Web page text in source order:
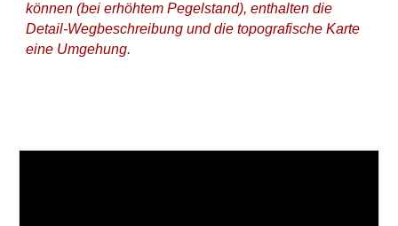
können (bei erhöhtem Pegelstand), enthalten die
Detail-Wegbeschreibung und die topografische Karte
eine Umgehung.